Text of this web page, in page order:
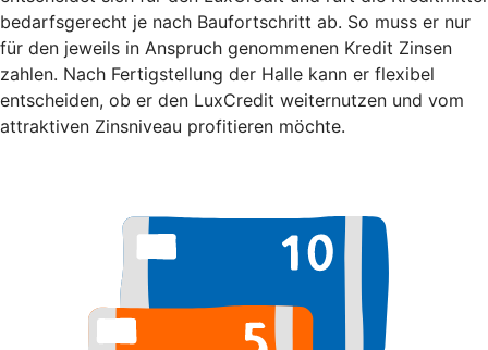
bedarfsgerecht je nach Baufortschritt ab. So muss er nur
für den jeweils in Anspruch genommenen Kredit Zinsen
zahlen. Nach Fertigstellung der Halle kann er flexibel
entscheiden, ob er den LuxCredit weiternutzen und vom
attraktiven Zinsniveau profitieren möchte.